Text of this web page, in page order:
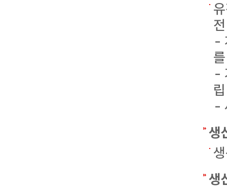
-
-
립
-
생
생